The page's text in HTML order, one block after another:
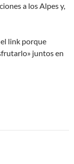
a los Alpes y,
link porque
juntos en